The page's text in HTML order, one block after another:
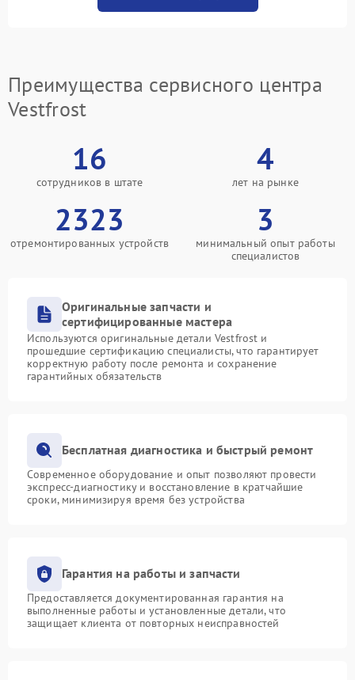
Преимущества сервисного центра
Vestfrost
16
сотрудников в штате
4
лет на рынке
2323
отремонтированных устройств
3
минимальный опыт работы
специалистов
Оригинальные запчасти и
сертифицированные мастера
Используются оригинальные детали Vestfrost и
прошедшие сертификацию специалисты, что гарантирует
корректную работу после ремонта и сохранение
гарантийных обязательств
Бесплатная диагностика и быстрый ремонт
Современное оборудование и опыт позволяют провести
экспресс-диагностику и восстановление в кратчайшие
сроки, минимизируя время без устройства
Гарантия на работы и запчасти
Предоставляется документированная гарантия на
выполненные работы и установленные детали, что
защищает клиента от повторных неисправностей